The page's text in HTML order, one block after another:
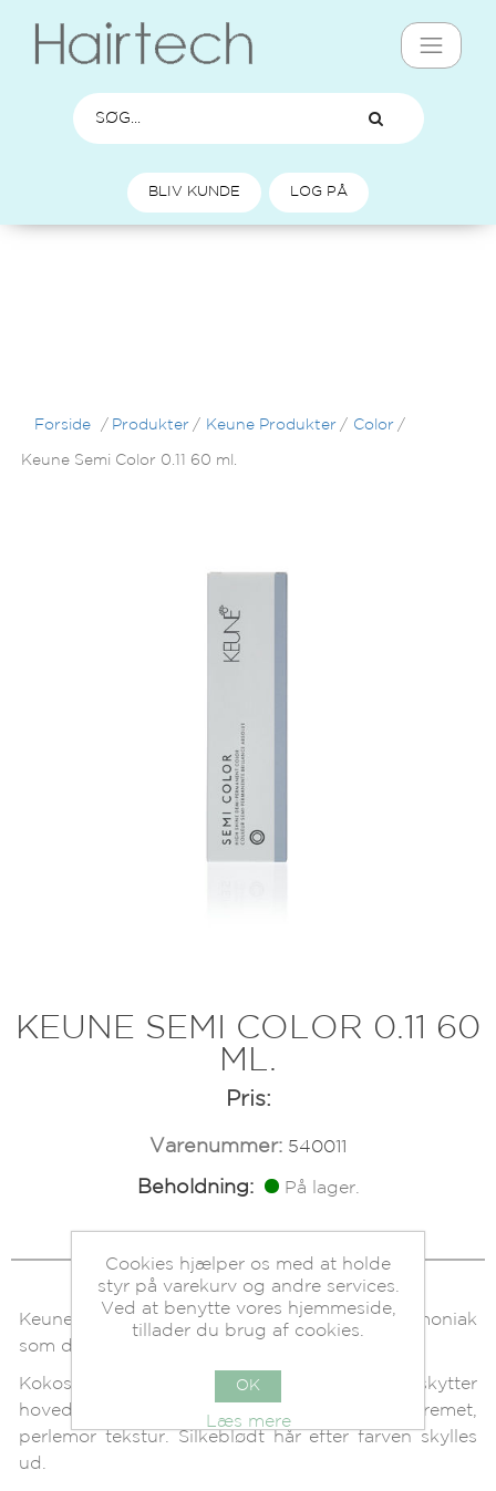
BLIV KUNDE LOG PÅ
Forside / Produkter / Keune Produkter / Color /
Keune Semi Color 0.11 60 ml.
KEUNE SEMI COLOR 0.11 60
ML.
Pris:
Varenummer: 540011
Beholdning: På lager.
Keune Semi farve er en skyllefarve uden ammoniak
som dækker op til 70% grå hår.
Kokosnød oliebaseret creme, som beskytter
hovedbunden. Samtidig giver den en cremet,
perlemor tekstur. Silkeblødt hår efter farven skylles
ud.
Cookies hjælper os med at holde
styr på varekurv og andre services.
Ved at benytte vores hjemmeside,
tillader du brug af cookies.
OK
Læs mere